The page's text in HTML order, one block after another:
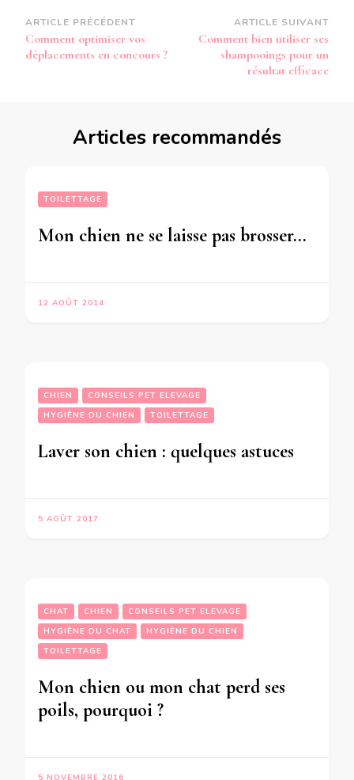
Navigation
d’article
ARTICLE PRÉCÉDENT
Comment optimiser vos
déplacements en concours ?
ARTICLE SUIVANT
Comment bien utiliser ses
shampooings pour un
résultat efficace
Articles recommandés
TOILETTAGE
Mon chien ne se laisse pas brosser…
12 AOÛT 2014
CHIEN
CONSEILS PET ELEVAGE
HYGIÈNE DU CHIEN
TOILETTAGE
Laver son chien : quelques astuces
5 AOÛT 2017
CHAT CHIEN
CONSEILS PET ELEVAGE
HYGIÈNE DU CHAT
HYGIÈNE DU CHIEN
TOILETTAGE
Mon chien ou mon chat perd ses
poils, pourquoi ?
5 NOVEMBRE 2016